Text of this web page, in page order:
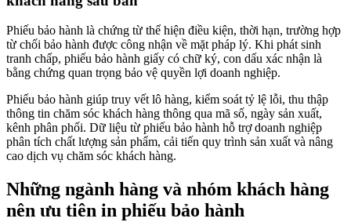
Phiếu bảo hành là chứng từ thể hiện điều kiện, thời hạn, trường hợp
từ chối bảo hành được công nhận về mặt pháp lý. Khi phát sinh
tranh chấp, phiếu bảo hành giấy có chữ ký, con dấu xác nhận là
bằng chứng quan trọng bảo vệ quyền lợi doanh nghiệp.
Phiếu bảo hành giúp truy vết lô hàng, kiểm soát tỷ lệ lỗi, thu thập
thông tin chăm sóc khách hàng thông qua mã số, ngày sản xuất,
kênh phân phối. Dữ liệu từ phiếu bảo hành hỗ trợ doanh nghiệp
phân tích chất lượng sản phẩm, cải tiến quy trình sản xuất và nâng
cao dịch vụ chăm sóc khách hàng.
Những ngành hàng và nhóm khách hàng
nên ưu tiên in phiếu bảo hành